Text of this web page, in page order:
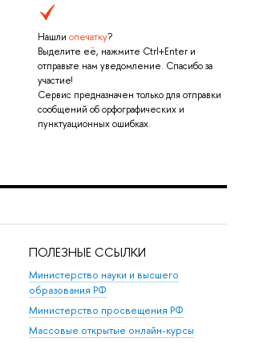
Нашли опечатку?
Выделите её, нажмите Ctrl+Enter и
отправьте нам уведомление. Спасибо за
участие!
Сервис предназначен только для отправки
сообщений об орфографических и
пунктуационных ошибках.
ПОЛЕЗНЫЕ ССЫЛКИ
Министерство науки и высшего
образования РФ
Министерство просвещения РФ
Массовые открытые онлайн-курсы